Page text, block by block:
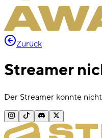
Zurück
Streamer
Der Streamer konnte